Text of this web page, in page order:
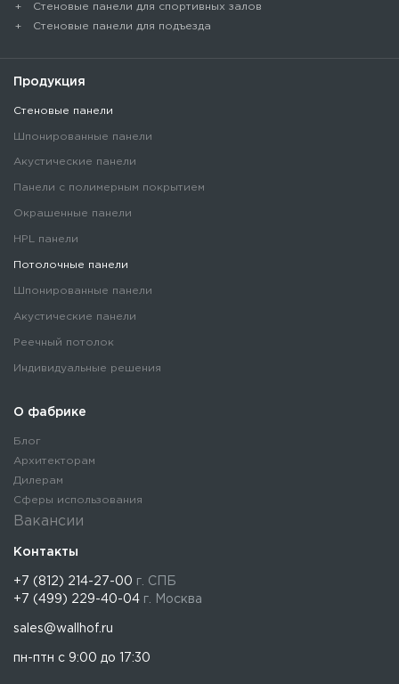
Стеновые панели для спортивных залов
Стеновые панели для подъезда
Контакты
+7 (812) 214-27-00 г. СПБ
+7 (499) 229-40-04 г. Москва
sales@wallhof.ru
пн-птн с 9:00 до 17:30
Продукция
Стеновые панели
Шпонированные панели
Акустические панели
Панели с полимерным покрытием
Окрашенные панели
HPL панели
Потолочные панели
Шпонированные панели
Акустические панели
Реечный потолок
Индивидуальные решения
О фабрике
Блог
Архитекторам
Дилерам
Сферы использования
Вакансии